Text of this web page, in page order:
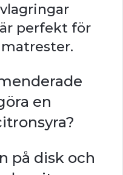
perfekt för
en
på disk och